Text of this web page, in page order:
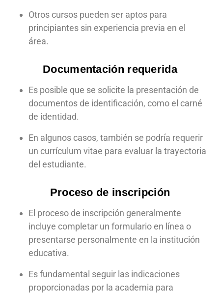
Otros cursos pueden ser aptos para
principiantes sin experiencia previa en el
área.
Documentación requerida
Es posible que se solicite la presentación de
documentos de identificación, como el carné
de identidad.
En algunos casos, también se podría requerir
un currículum vitae para evaluar la trayectoria
del estudiante.
Proceso de inscripción
El proceso de inscripción generalmente
incluye completar un formulario en línea o
presentarse personalmente en la institución
educativa.
Es fundamental seguir las indicaciones
proporcionadas por la academia para